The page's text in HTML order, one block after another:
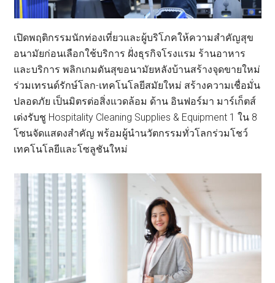
เปิดพฤติกรรมนักท่องเที่ยวและผู้บริโภคให้ความสำคัญสุข
อนามัยก่อนเลือกใช้บริการ ฝั่งธุรกิจโรงแรม ร้านอาหาร
และบริการ พลิกเกมดันสุขอนามัยหลังบ้านสร้างจุดขายใหม่
ร่วมเทรนด์รักษ์โลก-เทคโนโลยีสมัยใหม่ สร้างความเชื่อมั่น
ปลอดภัย เป็นมิตรต่อสิ่งแวดล้อม ด้าน อินฟอร์มา มาร์เก็ตส์
เด่งรับชู Hospitality Cleaning Supplies & Equipment 1 ใน 8
โซนจัดแสดงสำคัญ พร้อมผู้นำนวัตกรรมทั่วโลกร่วมโชว์
เทคโนโลยีและโซลูชันใหม่